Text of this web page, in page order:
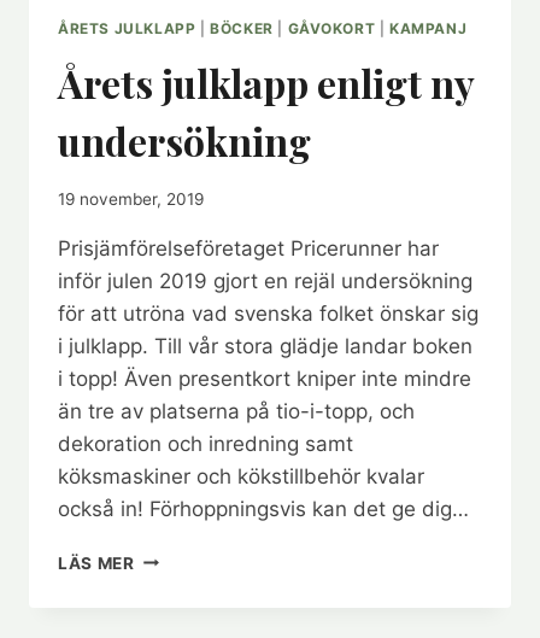
ÅRETS JULKLAPP |BÖCKER GÅVOKORT |KAMPANJ
Årets julklapp enligt ny
undersökning
19 november, 2019
Prisjämförelseföretaget Pricerunner har
inför julen 2019 gjort en rejäl undersökning
för att utröna vad svenska folket önskar sig
i julklapp. Till vår stora glädje landar boken
i topp! Även presentkort kniper inte mindre
än tre av platserna på tio-i-topp, och
dekoration och inredning samt
köksmaskiner och kökstillbehör kvalar
också in! Förhoppningsvis kan det ge dig…
LÄS MERÅRETS